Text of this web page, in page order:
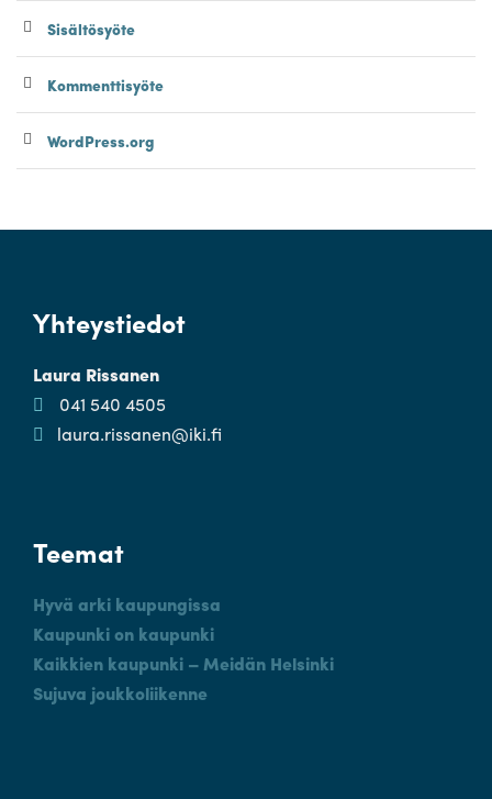
Sisältösyöte
Kommenttisyöte
WordPress.org
Yhteystiedot
Laura Rissanen
041 540 4505
laura.rissanen@iki.fi
Teemat
Hyvä arki kaupungissa
Kaupunki on kaupunki
Kaikkien kaupunki – Meidän Helsinki
Sujuva joukkoliikenne